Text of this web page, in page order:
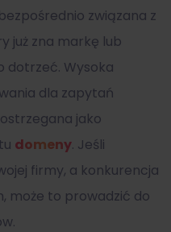
związana z
już zna markę lub
dotrzeć. Wysoka
dla zapytań
jako
domeny. Jeśli
firmy, a konkurencja
może to prowadzić do